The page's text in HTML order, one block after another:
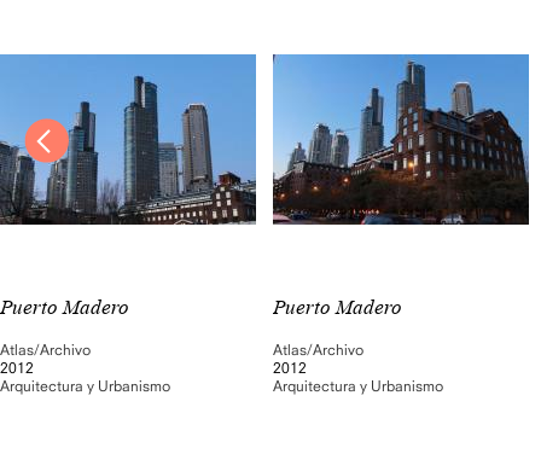
Puerto Madero
Atlas/Archivo
2012
Arquitectura y Urbanismo
Puerto Madero
Atlas/Archivo
2012
Arquitectura y Urbanismo